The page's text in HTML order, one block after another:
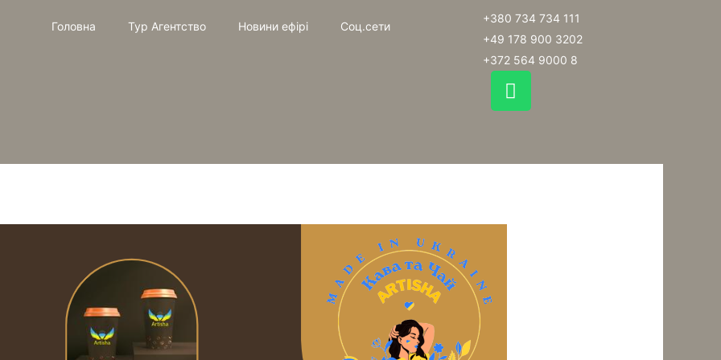
Головна Тур Агентство Новини ефірі Соц.сети
+380 734 734 111
+49 178 900 3202
+372 564 9000 8
W
h
s